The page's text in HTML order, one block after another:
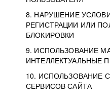
8. НАРУШЕНИЕ
РЕГИСТРАЦИИ ИЛИ
БЛОКИРОВКИ
9. ИСПОЛЬЗОВАНИЕ
ИНТЕЛЛЕКТУАЛЬНЫЕ
10. ИСПОЛЬЗОВАНИЕ
СЕРВИСОВ САЙТА